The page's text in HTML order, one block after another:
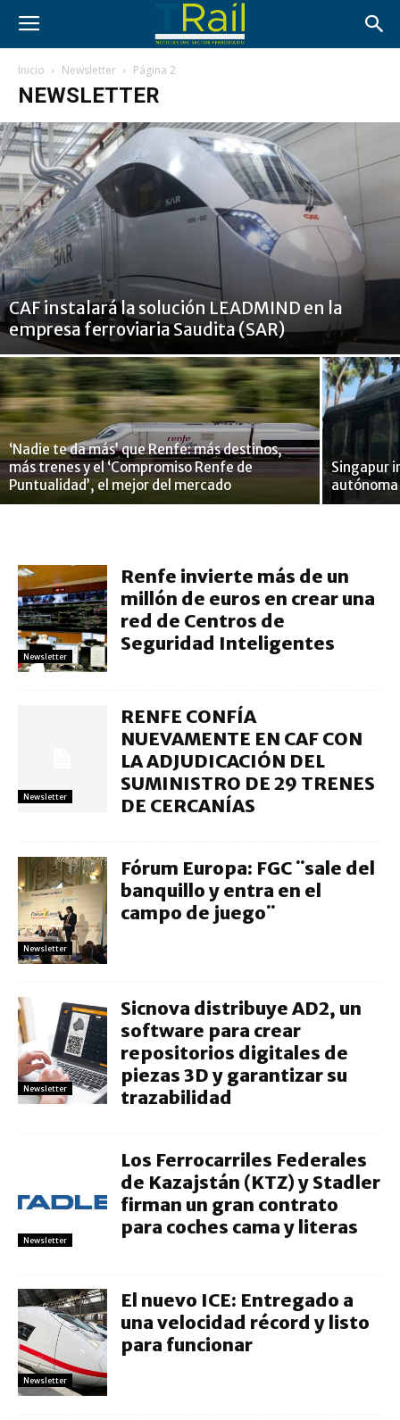
Inicio Newsletter Página 2
NEWSLETTER
CAF instalará la solución LEADMIND en la
empresa ferroviaria Saudita (SAR)
‘Nadie te da más’ que Renfe: más destinos,
más trenes y el ‘Compromiso Renfe de
Puntualidad’, el mejor del mercado
Singapur
Newsletter
Renfe invierte más de un
millón de euros en crear una
red de Centros de
Seguridad Inteligentes
Newsletter
RENFE CONFÍA
NUEVAMENTE EN CAF CON
LA ADJUDICACIÓN DEL
SUMINISTRO DE 29 TRENES
DE CERCANÍAS
Newsletter
Fórum Europa: FGC ¨sale del
banquillo y entra en el
campo de juego¨
Newsletter
Sicnova distribuye AD2, un
software para crear
repositorios digitales de
piezas 3D y garantizar su
trazabilidad
Newsletter
Los Ferrocarriles Federales
de Kazajstán (KTZ) y Stadler
firman un gran contrato
para coches cama y literas
Newsletter
El nuevo ICE: Entregado a
una velocidad récord y listo
para funcionar